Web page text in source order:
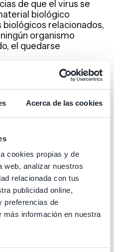
Acerca de las cookies
cookies propias y de
web, analizar nuestros
relacionada con tus
publicidad online,
preferencias de
más información en nuestra
de que el virus se
biológico
relacionados,
organismo
el quedarse
continúa
enfoque de
es importante
algunos de los
administrados a
infectados, puede
que
en mujeres